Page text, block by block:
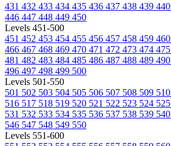
431 432 433 434 435 436 437 438 439 440
446 447 448 449 450
Levels 451-500
451 452 453 454 455 456 457 458 459 460
466 467 468 469 470 471 472 473 474 475
481 482 483 484 485 486 487 488 489 490
496 497 498 499 500
Levels 501-550
501 502 503 504 505 506 507 508 509 510
516 517 518 519 520 521 522 523 524 525
531 532 533 534 535 536 537 538 539 540
546 547 548 549 550
Levels 551-600